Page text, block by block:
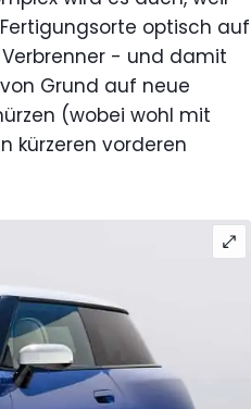
optisch auf
Verbrenner - und damit
Grund auf neue
(wobei wohl mit
kürzeren vorderen